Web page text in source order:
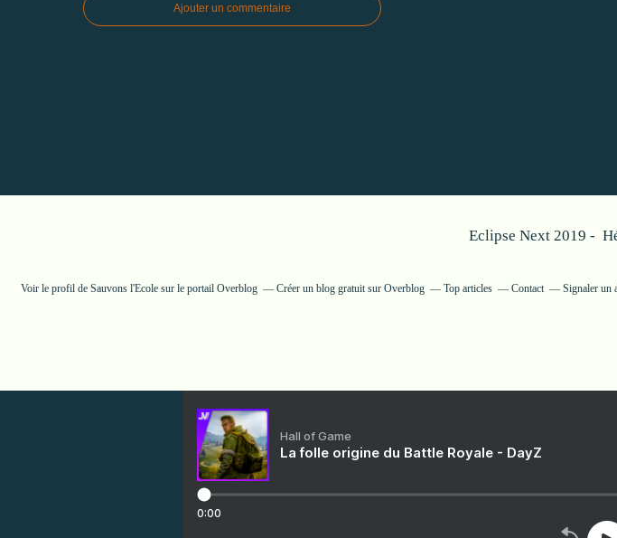
Ajouter un commentaire
Eclipse Next 2019 -
Voir le profil de Sauvons l'Ecole sur le portail Overblog Créer un blog gratuit sur Overblog Top articles Contact Signaler un
Hall of Game
La folle origine du Battle Royale - DayZ
0:00